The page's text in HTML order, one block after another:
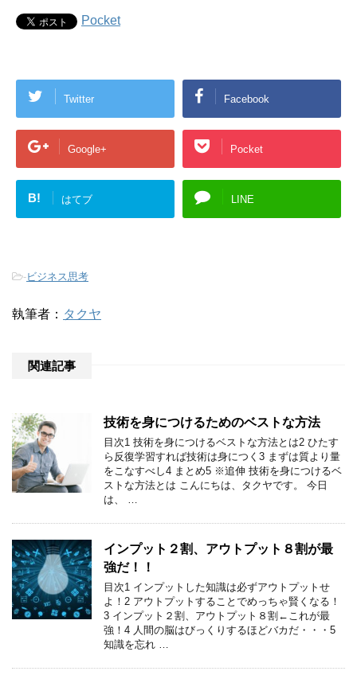
Pocket
Twitter Facebook
Google+ Pocket
B! はてブ LINE
-ビジネス思考
執筆者： タクヤ
関連記事
技術を身につけるためのベストな方法
目次1 技術を身につけるベストな方法とは2 ひたす
ら反復学習すれば技術は身につく3 まずは質より量
をこなすべし4 まとめ5 ※追伸 技術を身につけるベ
ストな方法とは こんにちは、タクヤです。 今日
は、 …
インプット２割、アウトプット８割が最
強だ！！
目次1 インプットした知識は必ずアウトプットせ
よ！2 アウトプットすることでめっちゃ賢くなる！
3 インプット２割、アウトプット８割←これが最
強！4 人間の脳はびっくりするほどバカだ・・・5
知識を忘れ …